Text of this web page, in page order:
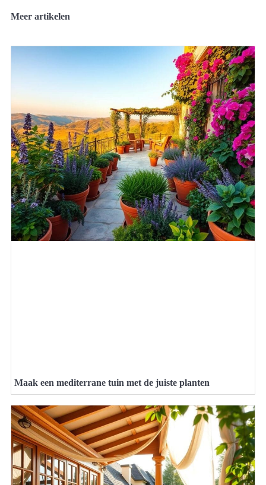
Meer artikelen
Maak een mediterrane tuin met de juiste planten